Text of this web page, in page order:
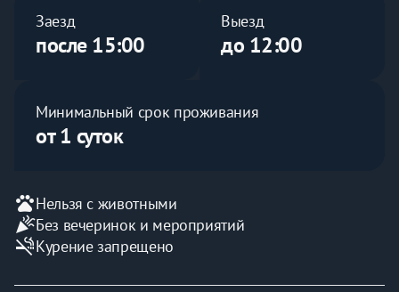
постельное бельё и полотенца
утюг, гладильная доска
Кухня-гостиная:
духовка
СВЧ печь
посуда, столовые приборы, кухонная утварь
журнальный стол
обеденный стол
стулья (2 шт.)
Прихожая:
Заезд
после 15:00
Выезд
до 12:00
Минимальный срок проживания
от 1 суток
petsНельзя с животными
celebrationБез вечеринок и мероприятий
smoke_freeКурение запрещено